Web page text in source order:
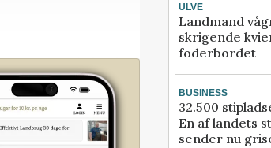
aktive i
som udbruddet
ULVE
Landmand
skrigende
foderbordet
BUSINESS
32.500
En af landets
sender nu